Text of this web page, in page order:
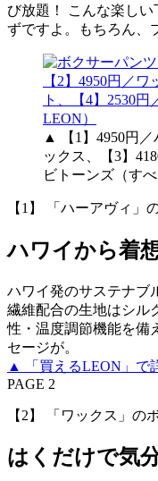
び放題！ こんな楽し
ずですよ。もちろん、
▲ 【1】4950円／
ックス、【3】
ビトーンズ（す
【1】 「ハーアヴィ」
ハワイから着
ハワイ発のサステナブ
繊維配合の生地はシル
性・温度調節機能を備
セージが。
▲ 「買えるLEON」で
PAGE 2
【2】 「ワックス」の
はくだけで気